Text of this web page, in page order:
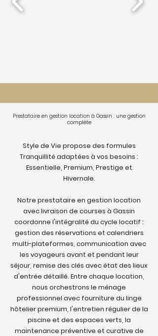
Prestataire en gestion location à Gassin : une gestion
complète
Style de Vie propose des formules
Tranquillité adaptées à vos besoins :
Essentielle, Premium, Prestige et
Hivernale.
Notre prestataire en gestion location
avec livraison de courses à Gassin
coordonne l'intégralité du cycle locatif :
gestion des réservations et calendriers
multi-plateformes, communication avec
les voyageurs avant et pendant leur
séjour, remise des clés avec état des lieux
d'entrée détaillé. Entre chaque location,
nous orchestrons le ménage
professionnel avec fourniture du linge
hôtelier premium, l'entretien régulier de la
piscine et des espaces verts, la
maintenance préventive et curative de